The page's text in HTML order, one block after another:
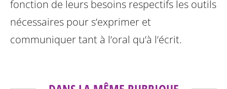
fonction de leurs besoins respectifs les outils
nécessaires pour s’exprimer et
communiquer tant à l’oral qu’à l’écrit.